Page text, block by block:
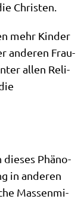
Christen.
mehr Kin­der
ande­ren Frau­
allen Reli­
die­ses Phä­no­
in ande­ren
Mas­sen­mi­